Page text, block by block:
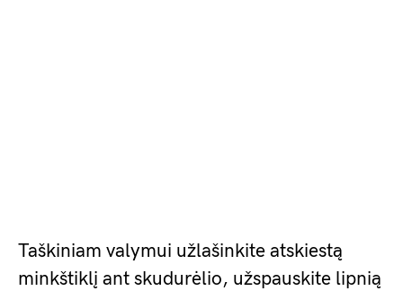
Taškiniam valymui užlašinkite atskiestą
minkštiklį ant skudurėlio, užspauskite lipnią